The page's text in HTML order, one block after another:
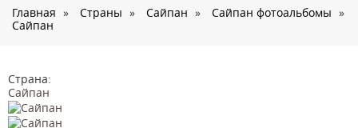
Страны
Туристам
Корпоративное обслуживание
Главная » Страны » Сайпан » Сайпан фотоальбомы »
Сайпан
Страна:
Сайпан